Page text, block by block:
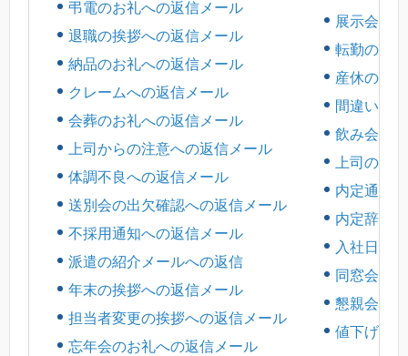
弔電のお礼への返信メール
退職の挨拶への返信メール
納品のお礼への返信メール
クレームへの返信メール
会葬のお礼への返信メール
上司からの注意への返信メール
体調不良への返信メール
送別会の出欠確認への返信メール
不採用通知への返信メール
派遣の紹介メールへの返信
年末の挨拶への返信メール
担当者変更の挨拶への返信メール
忘年会のお礼への返信メール
展示会の
転勤のお
産休の挨
間違い指
飲み会の
上司のね
内定通知
内定辞退
入社日の
同窓会の
懇親会の
値下げ交